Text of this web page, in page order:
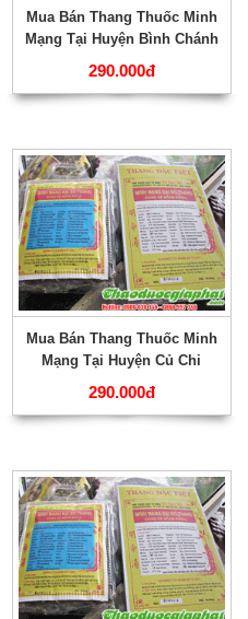
Mua Bán Thang Thuốc Minh
Mạng Tại Huyện Bình Chánh
Giúp Mạnh Gân Cốt Tốt Nhất
290.000đ
Mua Bán Thang Thuốc Minh
Mạng Tại Huyện Củ Chi
GIúp Bồi Bổ Thần Kinh Hiệu
290.000đ